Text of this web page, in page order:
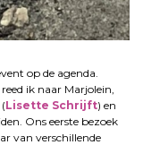
op de agenda.
ik naar Marjolein,
Lisette Schrijft) en
Ons eerste bezoek
van verschillende